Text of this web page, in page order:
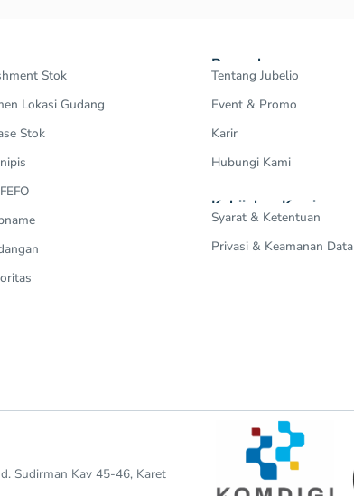
Stok
Lokasi Gudang
Stok
Perusahaan
Tentang Jubelio
Event & Promo
Karir
Hubungi Kami
Kebijakan Kami
Syarat & Ketentuan
Privasi & Keamanan Data
Sudirman Kav 45-46, Karet